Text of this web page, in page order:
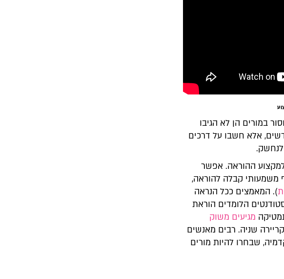
במורים הן לא הגיבו
אלא חשבו על דרכים
לנחשק.
למקצוע ההוראה. אפשר
משמעותי קבלה להוראה,
). המאמצים ככל הנראה
הלומדים הוראת
מגיעים משוק
שניה. רבים מאנשים
שבחרו להיות מורים